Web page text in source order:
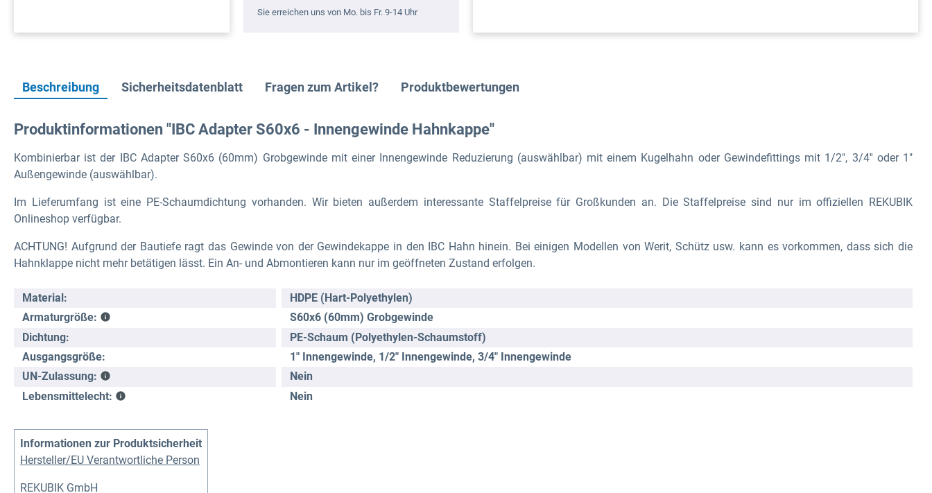
Sie erreichen uns von Mo. bis Fr. 9-14 Uhr
Beschreibung Sicherheitsdatenblatt Fragen zum Artikel? Produktbewertungen
Produktinformationen "IBC Adapter S60x6 - Innengewinde Hahnkappe"
Kombinierbar ist der IBC Adapter S60x6 (60mm) Grobgewinde mit einer Innengewinde Reduzierung (auswählbar) mit einem Kugelhahn oder Gewindefittings mit 1/2", 3/4'' oder 1"
Außengewinde (auswählbar).
Im Lieferumfang ist eine PE-Schaumdichtung vorhanden. Wir bieten außerdem interessante Staffelpreise für Großkunden an. Die Staffelpreise sind nur im offiziellen REKUBIK
Onlineshop verfügbar.
ACHTUNG! Aufgrund der Bautiefe ragt das Gewinde von der Gewindekappe in den IBC Hahn hinein. Bei einigen Modellen von Werit, Schütz usw. kann es vorkommen, dass sich die
Hahnklappe nicht mehr betätigen lässt. Ein An- und Abmontieren kann nur im geöffneten Zustand erfolgen.
Material:
HDPE (Hart-Polyethylen)
Armaturgröße:
S60x6 (60mm) Grobgewinde
Dichtung:
PE-Schaum (Polyethylen-Schaumstoff)
Ausgangsgröße:
1" Innengewinde, 1/2" Innengewinde, 3/4" Innengewinde
UN-Zulassung:
Nein
Lebensmittelecht:
Nein
Informationen zur Produktsicherheit
Hersteller/EU Verantwortliche Person
REKUBIK GmbH